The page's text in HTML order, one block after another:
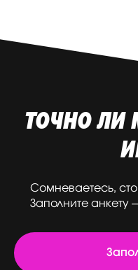
ТОЧНО ЛИ
Сомневаетесь,
Заполните